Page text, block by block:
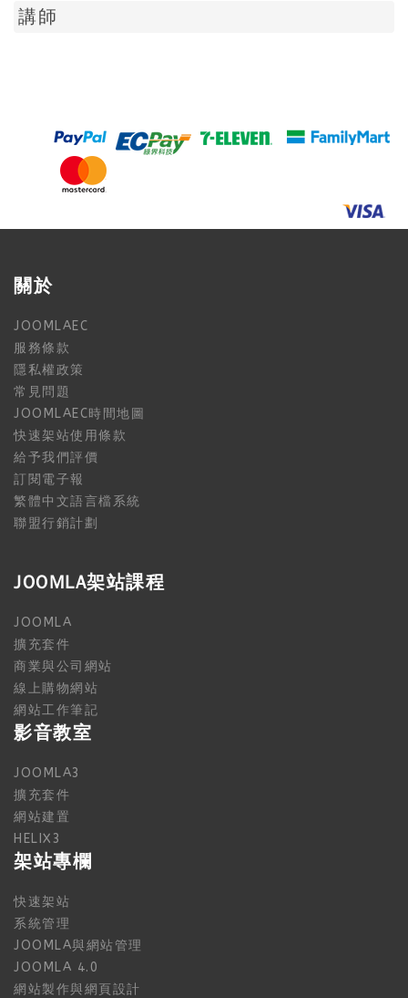
講師
關於
JOOMLAEC
服務條款
隱私權政策
常見問題
JOOMLAEC時間地圖
快速架站使用條款
給予我們評價
訂閱電子報
繁體中文語言檔系統
聯盟行銷計劃
JOOMLA架站課程
JOOMLA
擴充套件
商業與公司網站
線上購物網站
網站工作筆記
影音教室
JOOMLA3
擴充套件
網站建置
HELIX3
架站專欄
快速架站
系統管理
JOOMLA與網站管理
JOOMLA 4.0
網站製作與網頁設計